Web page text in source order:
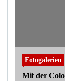
Fotogalerien
Mit der